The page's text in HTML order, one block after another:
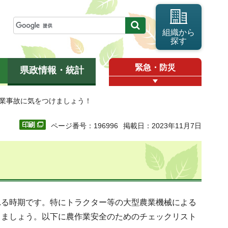
組織から
探す
県政情報・統計 緊急・防災
事故に気をつけましょう！
ページ番号：196996 掲載日：2023年11月7日
時期です。特にトラクター等の大型農業機械による
しょう。以下に農作業安全のためのチェックリスト